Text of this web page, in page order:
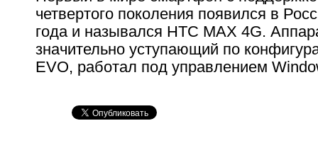
четвертого поколения появился в
года и назывался HTC MAX 4G.
значительно уступающий по
EVO, работал под управлением